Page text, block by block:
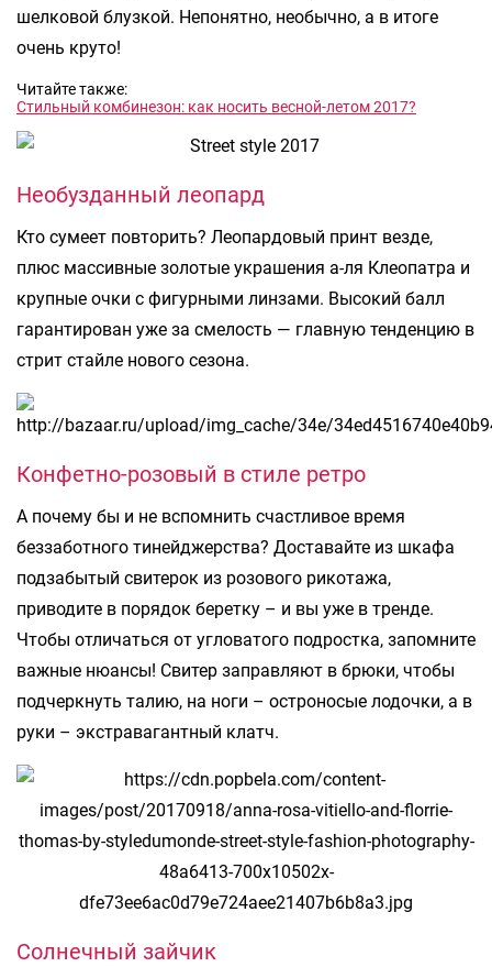
шелковой блузкой. Непонятно, необычно, а в итоге
очень круто!
Читайте также:
Стильный комбинезон: как носить весной-летом 2017?
Необузданный леопард
Кто сумеет повторить? Леопардовый принт везде,
плюс массивные золотые украшения а-ля Клеопатра и
крупные очки с фигурными линзами. Высокий балл
гарантирован уже за смелость — главную тенденцию в
стрит стайле нового сезона.
Конфетно-розовый в стиле ретро
А почему бы и не вспомнить счастливое время
беззаботного тинейджерства? Доставайте из шкафа
подзабытый свитерок из розового рикотажа,
приводите в порядок беретку – и вы уже в тренде.
Чтобы отличаться от угловатого подростка, запомните
важные нюансы! Свитер заправляют в брюки, чтобы
подчеркнуть талию, на ноги – остроносые лодочки, а в
руки – экстравагантный клатч.
Солнечный зайчик